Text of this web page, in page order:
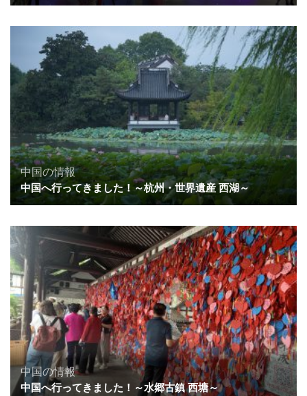
中国の情報
中国へ行ってきました！～杭州・世界遺産 西湖～
中国の情報
中国へ行ってきました！～水郷古鎮 西塘～